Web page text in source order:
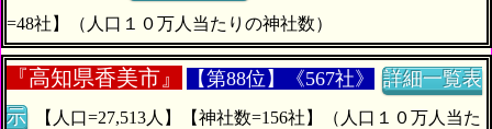
=48社】（人口１０万人当たりの神社数）
『高知県香美市』 【第88位】《567社》
詳細一覧表
示